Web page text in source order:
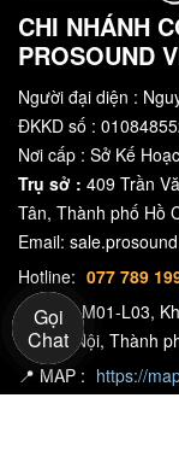
CHI NHÁNH
PROSOUND
Người đại diện :
ĐKKD số :
Nơi cấp : Sở Kế
Trụ sở : 409 Trần
Tân, Thành phố Hồ
Email:
Hotline: 077 789
Biệt thự M01-L03,
Dương Nội, Thành
📍 MAP : https://
Gọi
Chat